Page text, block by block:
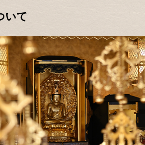
いて